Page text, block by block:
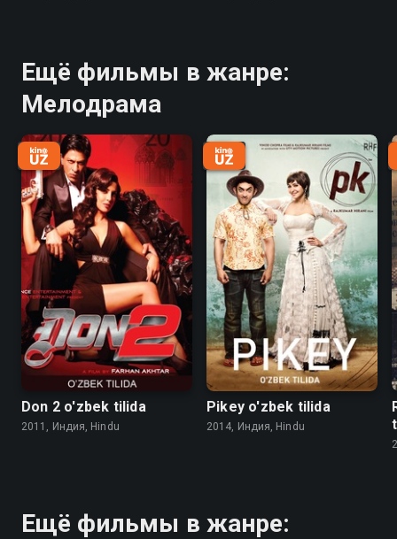
Ещё фильмы в жанре:
Мелодрама
Don 2 o'zbek tilida
2011, Индия, Hindu
Pikey o'zbek tilida
2014, Индия, Hindu
Ещё фильмы в жанре: